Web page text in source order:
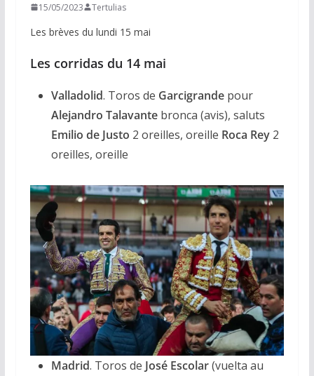
15/05/2023 Tertulias
Les brèves du lundi 15 mai
Les corridas du 14 mai
Valladolid. Toros de Garcigrandepour
Alejandro Talavante bronca (avis), saluts
Emilio de Justo 2 oreilles, oreille Roca Rey2
oreilles, oreille
Madrid. Toros de José Escolar(vuelta au